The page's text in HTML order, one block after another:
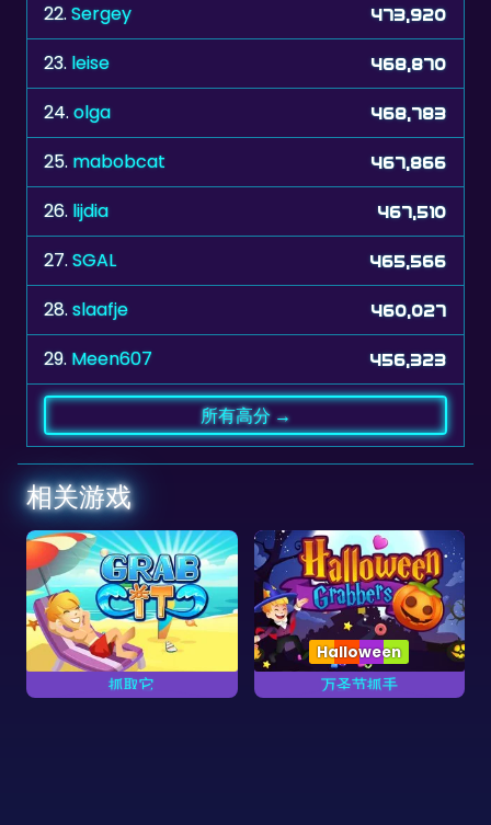
22.Sergey 473,920
23. leise 468,870
24.olga 468,783
25. mabobcat 467,866
26. lijdia 467,510
27.SGAL 465,566
28.slaafje 460,027
29. Meen607 456,323
所有高分 →
相关游戏
抓取它 万圣节抓手
Halloween